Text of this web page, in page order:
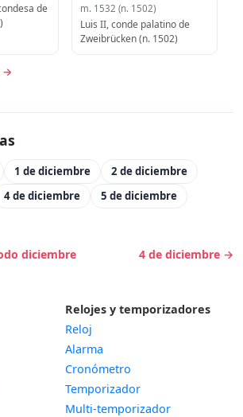
de
m. 1532 (n. 1502)
Luis II, conde palatino de
Zweibrücken (n. 1502)
→
1 de diciembre
2 de diciembre
4 de diciembre
5 de diciembre
diciembre 4 de diciembre →
Relojes y temporizadores
Reloj
Alarma
Cronómetro
Temporizador
Multi-temporizador